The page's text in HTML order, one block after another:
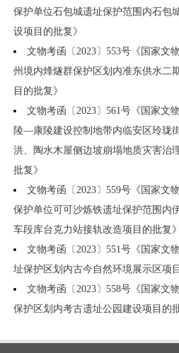
保护单位石包城遗址保护范围内石包
设项目的批复》
文物考函〔2023〕553号《国家文
州境内烽燧群保护区划内准东供水二
目的批复》
文物考函〔2023〕561号《国家文
陵—康陵建设控制地带内临安区玲珑
洪、陶水木屋侧边坡崩塌地质灾害治
批复》
文物考函〔2023〕559号《国家文
保护单位可可沙炼铁遗址保护范围内
车段库台克力站接轨改造项目的批复》
文物考函〔2023〕551号《国家文
址保护区划内古今自然环境展示区项
文物考函〔2023〕558号《国家文
保护区划内考古遗址公园建设项目的批